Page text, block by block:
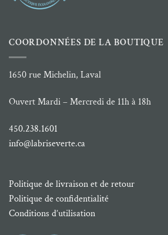
COORDONNÉES DE LA BOUTIQUE
1650 rue Michelin, Laval
Ouvert Mardi – Mercredi de 11h à 18h
450.238.1601
info@labriseverte.ca
Politique de livraison et de retour
Politique de confidentialité
Conditions d’utilisation